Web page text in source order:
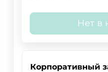
Нет в
Корпоративный